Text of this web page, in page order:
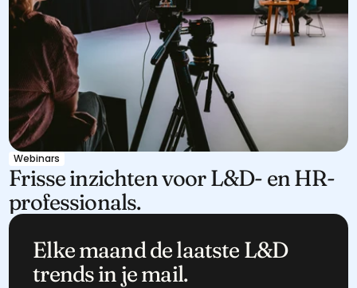
Webinars
Frisse inzichten voor L&D- en HR-
professionals.
Elke maand de laatste L&D
trends in je mail.